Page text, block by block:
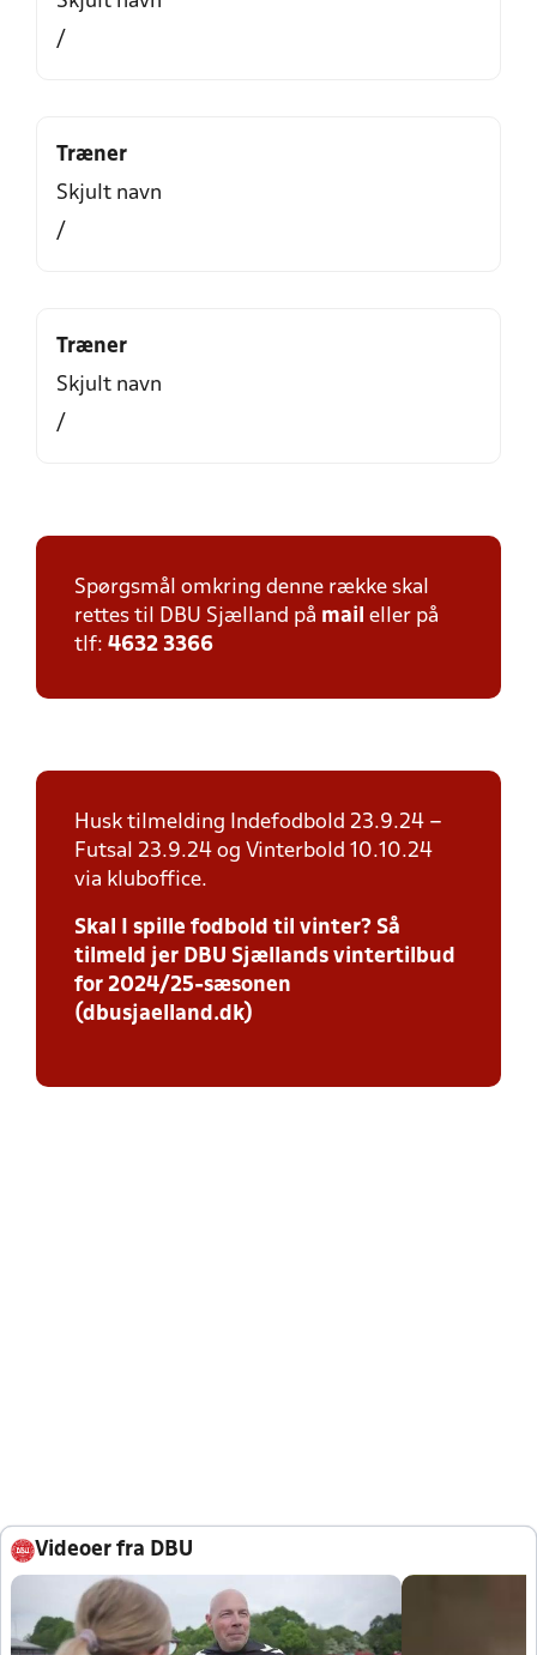
/
Træner
Skjult navn
/
Træner
Skjult navn
/
Spørgsmål omkring denne række skal
rettes til DBU Sjælland på mail eller på
tlf: 4632 3366
Husk tilmelding Indefodbold 23.9.24 –
Futsal 23.9.24 og Vinterbold 10.10.24
via kluboffice.
Skal I spille fodbold til vinter? Så
tilmeld jer DBU Sjællands vintertilbud
for 2024/25-sæsonen
(dbusjaelland.dk)
Videoer fra DBU